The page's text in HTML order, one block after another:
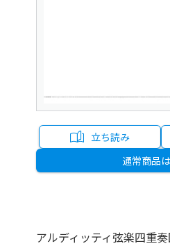
立ち読み
通常商品
アルディッティ弦楽四重